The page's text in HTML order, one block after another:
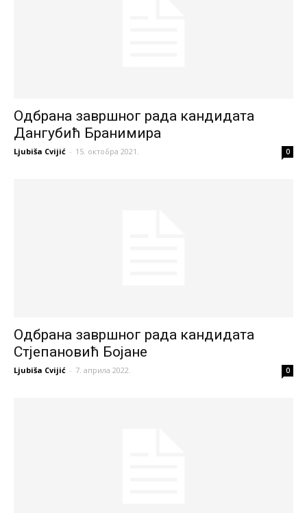
Одбрана завршног рада кандидата
Дангубић Бранимира
Ljubiša Cvijić - 15. октобра 2021. 0
Одбрана завршног рада кандидата
Стјепановић Бојане
Ljubiša Cvijić - 7. априла 2022. 0